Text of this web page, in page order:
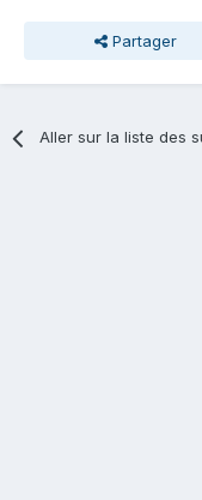
Partager
Aller sur la liste des